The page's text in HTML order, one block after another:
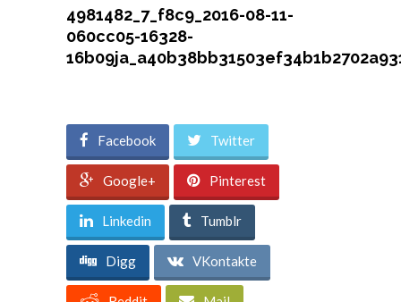
4981482_7_f8c9_2016-08-11-
060cc05-16328-
Facebook Twitter
Google+ Pinterest
Linkedin Tumblr
Digg VKontakte